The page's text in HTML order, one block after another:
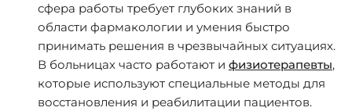
сфера работы требует глубоких знаний в
области фармакологии и умения быстро
принимать решения в чрезвычайных ситуациях.
В больницах часто работают и физиотерапевты,
которые используют специальные методы для
восстановления и реабилитации пациентов.